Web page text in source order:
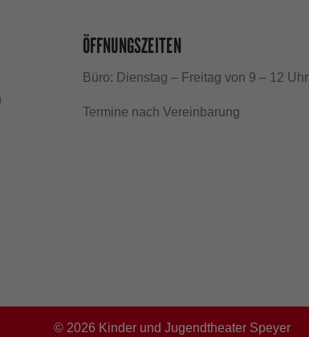
ÖFFNUNGSZEITEN
Büro: Dienstag – Freitag von 9 – 12 Uhr
Termine nach Vereinbarung
© 2026 Kinder und Jugendtheater Speyer